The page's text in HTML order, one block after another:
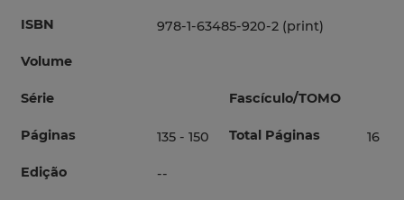
ISBN 978-1-63485-920-2 (print)
Volume
Série Fascículo/TOMO
Páginas 135 - 150 Total Páginas 16
Edição --